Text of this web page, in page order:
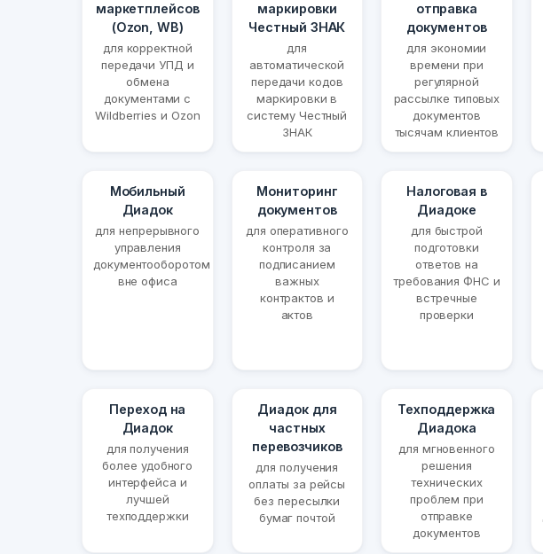
маркетплейсов
(Ozon, WB)
для корректной
передачи УПД и
обмена
документами с
Wildberries и Ozon
маркировки
Честный ЗНАК
для
автоматической
передачи кодов
маркировки в
систему Честный
ЗНАК
отправка
документов
для экономии
времени при
регулярной
рассылке типовых
документов
тысячам клиентов
Мобильный
Диадок
для непрерывного
управления
документооборотом
вне офиса
Мониторинг
документов
для оперативного
контроля за
подписанием
важных
контрактов и
актов
Налоговая в
Диадоке
для быстрой
подготовки
ответов на
требования ФНС и
встречные
проверки
Переход на
Диадок
для получения
более удобного
интерфейса и
лучшей
техподдержки
Диадок для
частных
перевозчиков
для получения
оплаты за рейсы
без пересылки
бумаг почтой
Техподдержка
Диадока
для мгновенного
решения
технических
проблем при
отправке
документов